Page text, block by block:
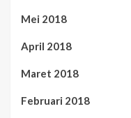
Mei 2018
April 2018
Maret 2018
Februari 2018